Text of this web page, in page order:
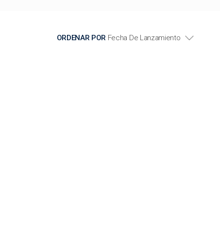
ORDENAR POR Fecha De Lanzamiento